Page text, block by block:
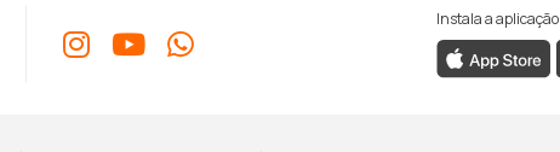
Instala a aplicação